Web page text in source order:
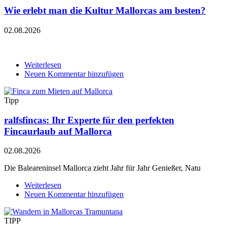
Was
beachten
Wie erlebt man die Kultur Mallorcas am besten?
02.08.2026
Weiterlesen
Wie
man
Mallorcas
am
besten?
Neuen Kommentar hinzufügen
Tipp
ralfsfincas: Ihr Experte für den perfekten
Fincaurlaub auf Mallorca
02.08.2026
Die Baleareninsel Mallorca zieht Jahr für Jahr Genießer, Natu
Weiterlesen
ralfsfincas:
Experte
Neuen Kommentar hinzufügen
TIPP